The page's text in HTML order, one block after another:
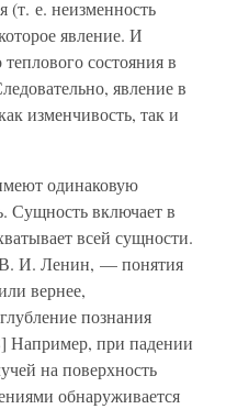
(т. е. неизменность
явление. И
состояния в
явление в
изменчивость, так и
одинаковую
Сущность включает в
всей сущности.
И. Ленин, — понятия
вернее,
познания
Например, при падении
на поверхность
обнаруживается